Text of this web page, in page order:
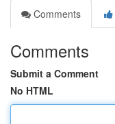
Comments
Comments
Submit a Comment
No HTML